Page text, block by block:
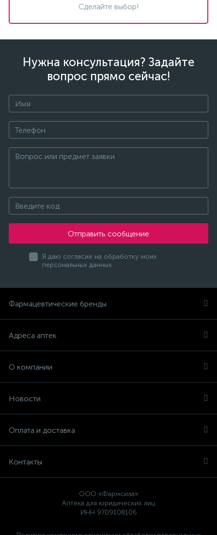
Сделайте выбор!
Нужна консультация? Задайте
вопрос прямо сейчас!
Отправить сообщение
Я даю согласие на обработку моих
персональных данных
Фармацевтические бренды
Адреса аптек
О компании
Новости
Оплата и доставка
Контакты
ООО «Фармсила»
Аптека для юридических лиц
ИНН 9709108106